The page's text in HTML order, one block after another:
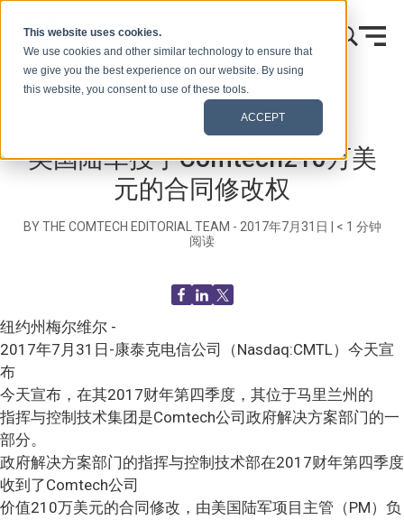
This website uses cookies.
We use cookies and other similar technology to ensure that
we give you the best experience on our website. By using
this website, you consent to use of these tools.
ACCEPT
新闻发布
美国陆军授予Comtech210万美
元的合同修改权
BY THE COMTECH EDITORIAL TEAM - 2017年7月31日 < 1 分钟
阅读
纽约州梅尔维尔 -
2017年7月31日-康泰克电信公司（Nasdaq:CMTL）今天宣
布
今天宣布，在其2017财年第四季度，其位于马里兰州的
指挥与控制技术集团是Comtech公司政府解决方案部门的一
部分。
政府解决方案部门的指挥与控制技术部在2017财年第四季度
收到了Comtech公司
价值210万美元的合同修改，由美国陆军项目主管（PM）负